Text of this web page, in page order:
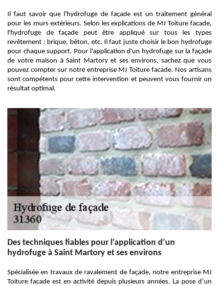
Il faut savoir que l'hydrofuge de façade est un traitement général
pour les murs extérieurs. Selon les explications de MJ Toiture facade,
l'hydrofuge de façade peut être appliqué sur tous les types
revêtement : brique, béton, etc. Il faut juste choisir le bon hydrofuge
pour chaque support. Pour l'application d'un hydrofuge sur la façade
de votre maison à Saint Martory et ses environs, sachez que vous
pouvez compter sur notre entreprise MJ Toiture facade. Nos artisans
sont compétents pour cette intervention et peuvent vous fournir un
résultat optimal.
Des techniques fiables pour l’application d’un
hydrofuge à Saint Martory et ses environs
Spécialisée en travaux de ravalement de façade, notre entreprise MJ
Toiture facade est en activité depuis plusieurs années. La pose d’un